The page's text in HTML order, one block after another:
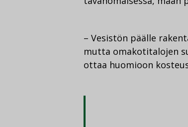
– Vesistön päälle
mutta omakotitalojen
ottaa huomioon